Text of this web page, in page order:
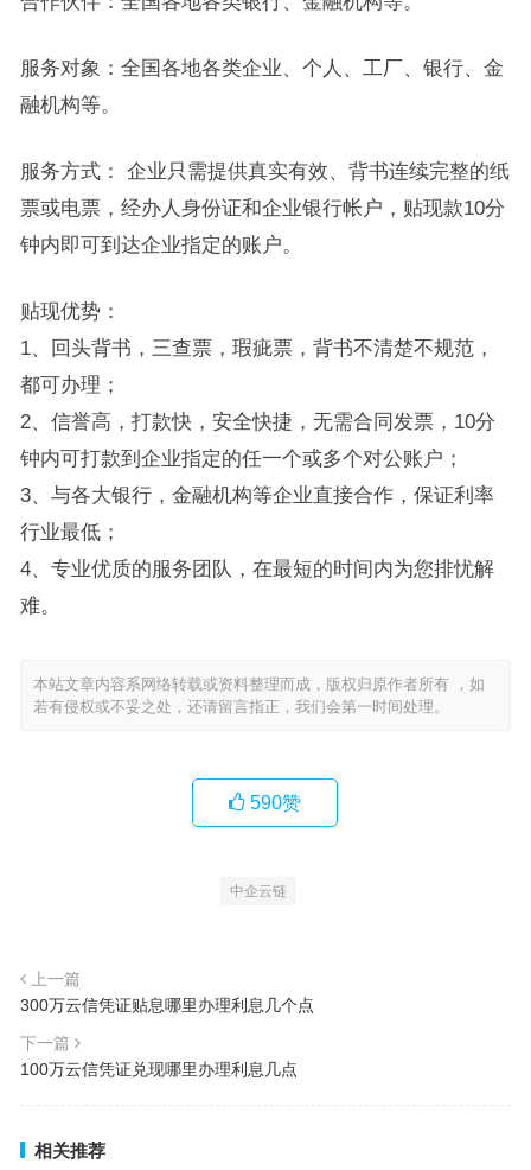
服务对象：全国各地各类企业、个人、工厂、银行、金
融机构等。
服务方式： 企业只需提供真实有效、背书连续完整的纸
票或电票，经办人身份证和企业银行帐户，贴现款10分
钟内即可到达企业指定的账户。
贴现优势：
1、回头背书，三查票，瑕疵票，背书不清楚不规范，
都可办理；
2、信誉高，打款快，安全快捷，无需合同发票，10分
钟内可打款到企业指定的任一个或多个对公账户；
3、与各大银行，金融机构等企业直接合作，保证利率
行业最低；
4、专业优质的服务团队，在最短的时间内为您排忧解
难。
本站文章内容系网络转载或资料整理而成，版权归原作者所有 ，如
若有侵权或不妥之处，还请留言指正，我们会第一时间处理。
590赞
中企云链
上一篇
300万云信凭证贴息哪里办理利息几个点
下一篇
100万云信凭证兑现哪里办理利息几点
相关推荐